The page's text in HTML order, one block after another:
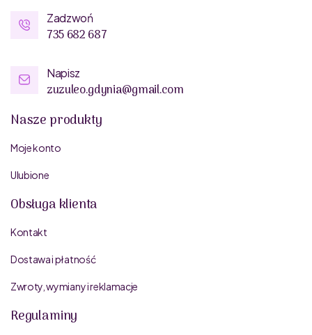
Zadzwoń
735 682 687
Napisz
zuzuleo.gdynia@gmail.com
Nasze produkty
Moje konto
Ulubione
Obsługa klienta
Kontakt
Dostawa i płatność
Zwroty, wymiany i reklamacje
Regulaminy